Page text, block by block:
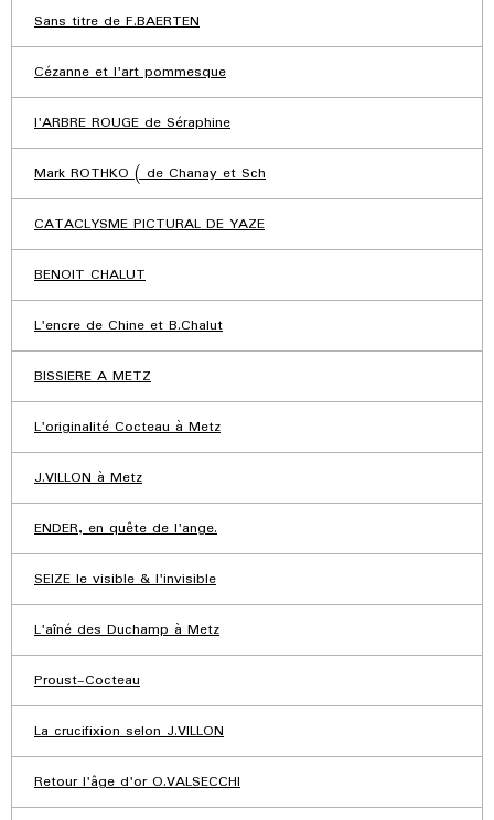
Sans titre de F.BAERTEN
Cézanne et l'art pommesque
l'ARBRE ROUGE de Séraphine
Mark ROTHKO ( de Chanay et Sch
CATACLYSME PICTURAL DE YAZE
BENOIT CHALUT
L'encre de Chine et B.Chalut
BISSIERE A METZ
L'originalité Cocteau à Metz
J.VILLON à Metz
ENDER, en quête de l'ange.
SEIZE le visible & l'invisible
L'aîné des Duchamp à Metz
Proust-Cocteau
La crucifixion selon J.VILLON
Retour l'âge d'or O.VALSECCHI